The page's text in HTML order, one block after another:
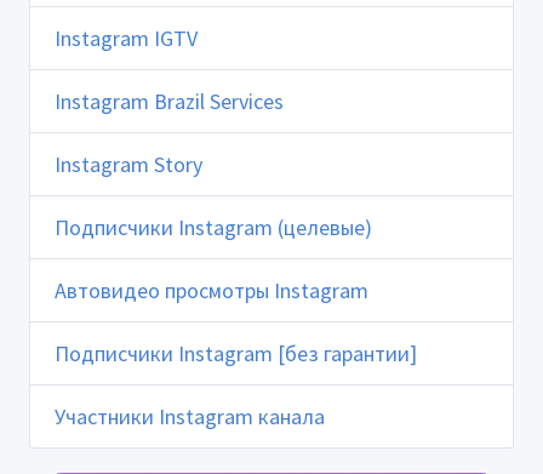
Instagram IGTV
Instagram Brazil Services
Instagram Story
Подписчики Instagram (целевые)
Автовидео просмотры Instagram
Подписчики Instagram [без гарантии]
Участники Instagram канала